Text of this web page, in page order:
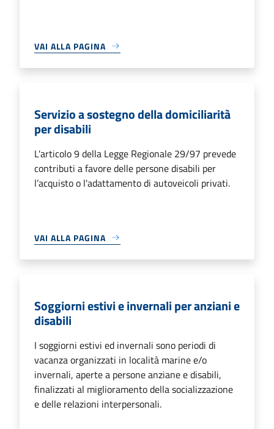
VAI ALLA PAGINA
Servizio a sostegno della domiciliarità
per disabili
L'articolo 9 della Legge Regionale 29/97 prevede
contributi a favore delle persone disabili per
l’acquisto o l'adattamento di autoveicoli privati.
VAI ALLA PAGINA
Soggiorni estivi e invernali per anziani e
disabili
I soggiorni estivi ed invernali sono periodi di
vacanza organizzati in località marine e/o
invernali, aperte a persone anziane e disabili,
finalizzati al miglioramento della socializzazione
e delle relazioni interpersonali.